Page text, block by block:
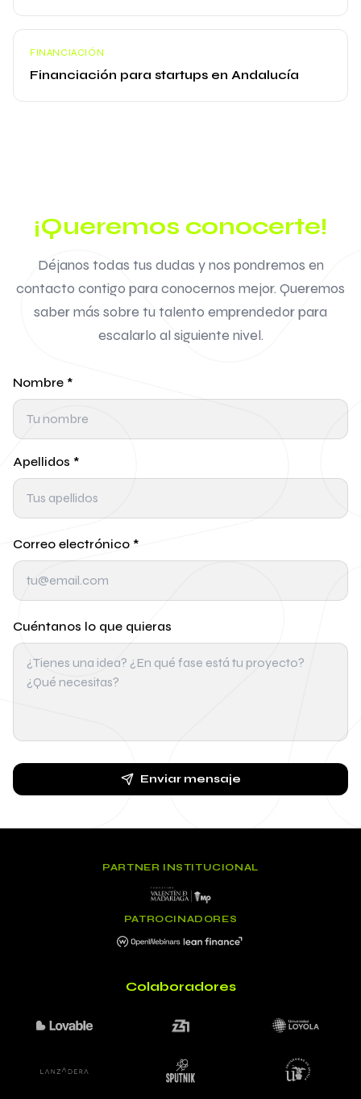
FINANCIACIÓN
Financiación para startups en Andalucía
¡Queremos conocerte!
Déjanos todas tus dudas y nos pondremos en
contacto contigo para conocernos mejor. Queremos
saber más sobre tu talento emprendedor para
escalarlo al siguiente nivel.
Nombre *
Apellidos *
Correo electrónico *
Cuéntanos lo que quieras
Enviar mensaje
PARTNER INSTITUCIONAL
PATROCINADORES
Colaboradores